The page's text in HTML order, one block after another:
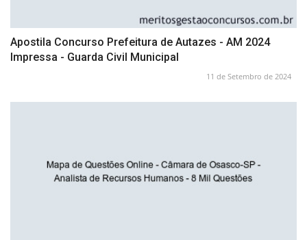
Apostila Concurso Prefeitura de Autazes - AM 2024
Impressa - Guarda Civil Municipal
11 de Setembro de 2024